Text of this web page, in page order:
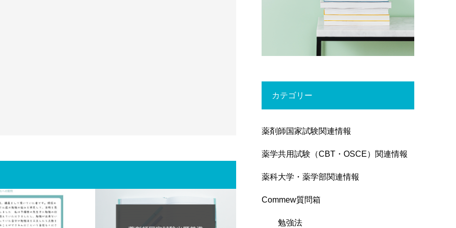
カテゴリー
薬剤師国家試験関連情報
薬学共用試験（CBT・OSCE）関連情報
薬科大学・薬学部関連情報
Commew質問箱
勉強法